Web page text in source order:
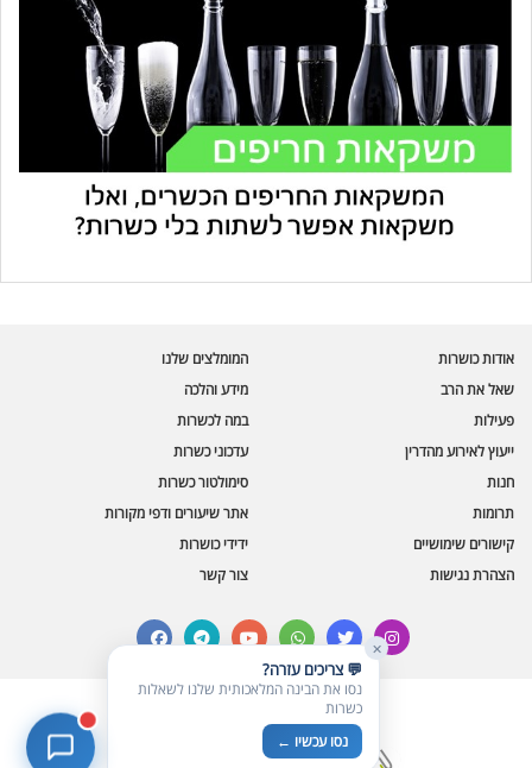
אודות כושרות
שאל את הרב
פעילות
ייעוץ לאירוע מהדרין
המומלצים שלנו
מידע והלכה
במה לכשרות
עדכוני כשרות
חנות
תרומות
קישורים שימושיים
הצהרת נגישות
סימולטור כשרות
אתר שיעורים ודפי מקורות
ידידי כושרות
צור קשר
facebooktelegramyoutubewhatsapptwitter
instagram
© כל הזכויות שמורות לכושרות
🪲 בדיקת חרקים
מספר כושרות ומאמרי האתר
🔀 תערובות כלים ומאכלים
✕
💬 צריכים עזרה?
נסו את הבינה המלאכותית שלנו לשאלות
כשרות
נסו עכשיו ←